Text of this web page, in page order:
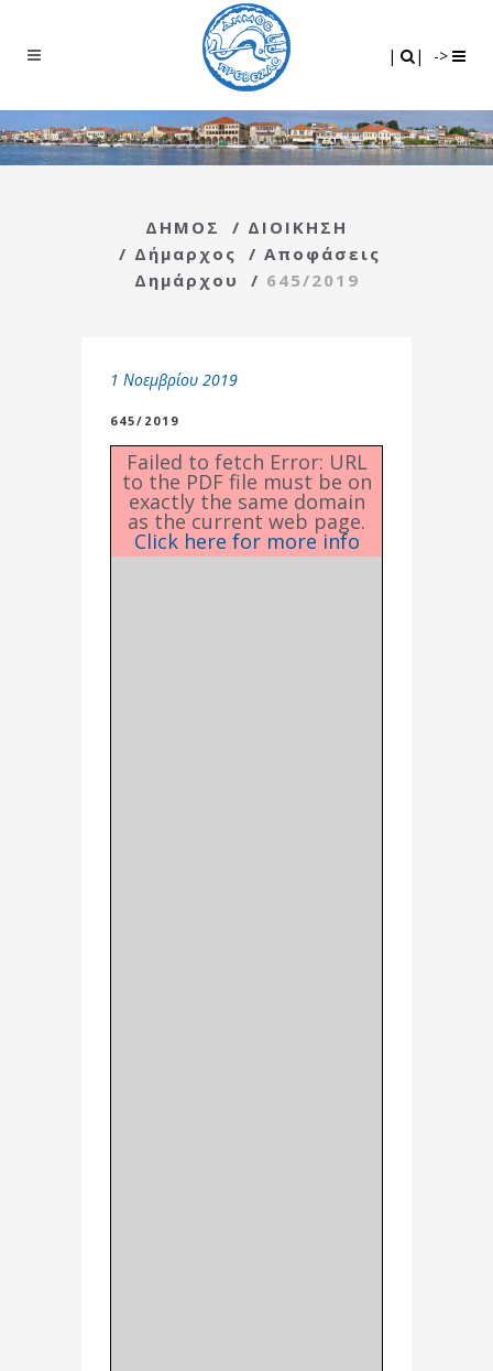
| | ->
ΔΗΜΟΣ / ΔΙΟΙΚΗΣΗ
/ Δήμαρχος / Αποφάσεις
Δημάρχου
/ 645/2019
1 Νοεμβρίου 2019
645/2019
Failed to fetch Error: URL
to the PDF file must be on
exactly the same domain
as the current web page.
Click here for more info